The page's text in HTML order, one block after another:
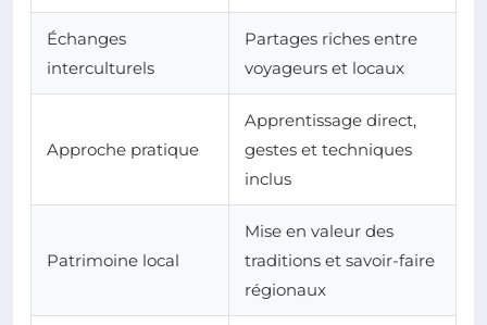
Échanges
interculturels
Partages riches entre
voyageurs et locaux
Approche pratique
Apprentissage direct,
gestes et techniques
inclus
Patrimoine local
Mise en valeur des
traditions et savoir-faire
régionaux